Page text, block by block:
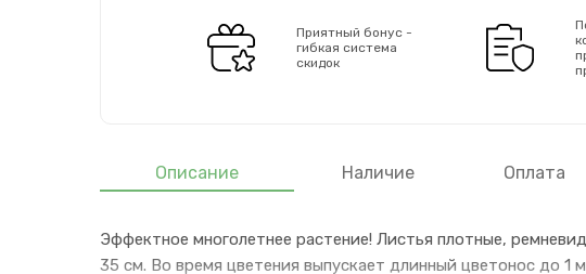
Приятный бонус -
гибкая система
скидок
Описание Наличие Оплата
Эффектное многолетнее растение! Листья плотные,
35 см. Во время цветения выпускает длинный цветонос до